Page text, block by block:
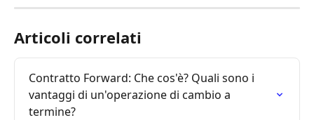
Articoli correlati
Contratto Forward: Che cos'è? Quali sono i
vantaggi di un'operazione di cambio a
termine?